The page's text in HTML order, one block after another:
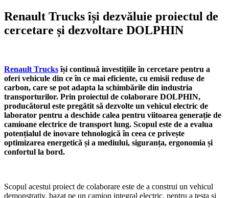
Renault Trucks își dezvăluie proiectul de
cercetare și dezvoltare DOLPHIN
Renault Trucksîși continuă investițiile în cercetare pentru a
oferi vehicule din ce în ce mai eficiente, cu emisii reduse de
carbon, care se pot adapta la schimbările din industria
transporturilor. Prin proiectul de colaborare DOLPHIN,
producătorul este pregătit să dezvolte un vehicul electric de
laborator pentru a deschide calea pentru viitoarea generație de
camioane electrice de transport lung. Scopul este de a evalua
potențialul de inovare tehnologică în ceea ce privește
optimizarea energetică și a mediului, siguranța, ergonomia și
confortul la bord.
Scopul acestui proiect de colaborare este de a construi un vehicul
demonstrativ, bazat pe un camion integral electric, pentru a testa și